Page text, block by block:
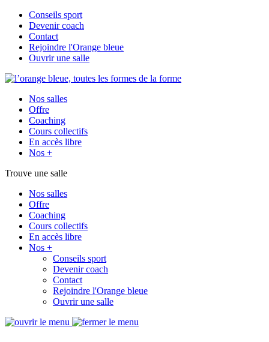
Conseils sport
Devenir coach
Contact
Rejoindre l'Orange bleue
Ouvrir une salle
Nos salles
Offre
Coaching
Cours collectifs
En accès libre
Nos +
Trouve une salle
Nos salles
Offre
Coaching
Cours collectifs
En accès libre
Nos +
Conseils sport
Devenir coach
Contact
Rejoindre l'Orange bleue
Ouvrir une salle